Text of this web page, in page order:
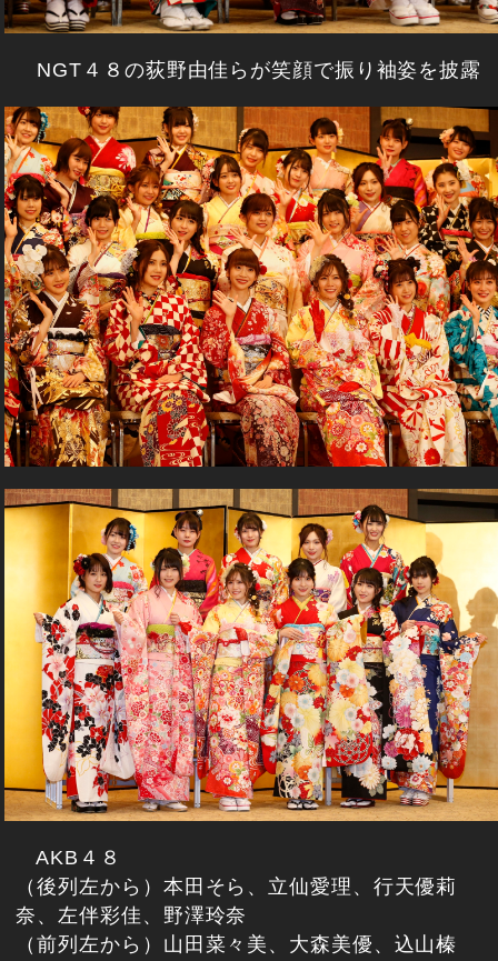
NGT４８の荻野由佳らが笑顔で振り袖姿を披露
AKB４８
（後列左から）本田そら、立仙愛理、行天優莉
奈、左伴彩佳、野澤玲奈
（前列左から）山田菜々美、大森美優、込山榛